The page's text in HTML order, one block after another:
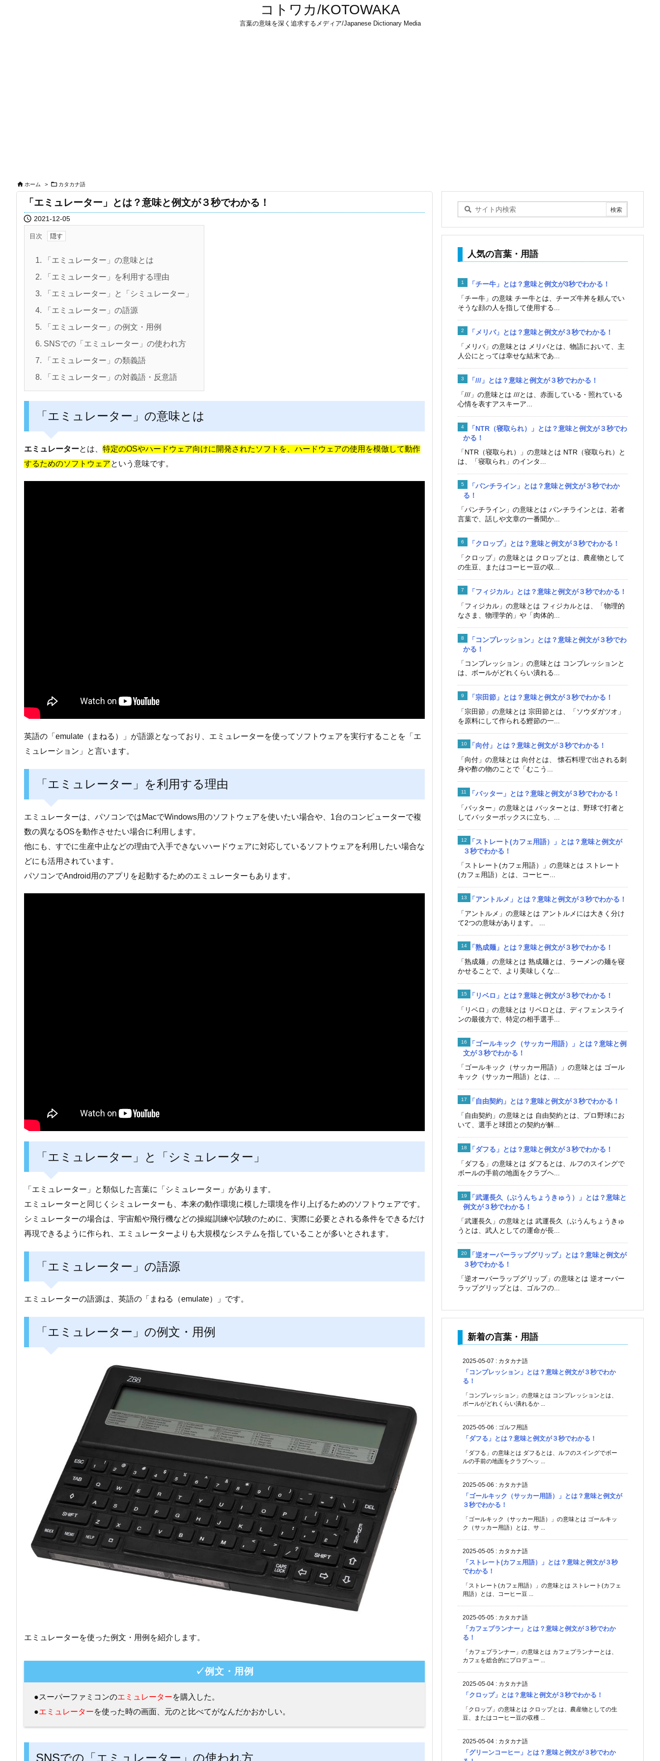
コトワカ/KOTOWAKA
言葉の意味を深く追求するメディア/Japanese Dictionary Media
 ホーム >  カタカナ語
「エミュレーター」とは？意味と例文が３秒でわかる！
 2021-12-05
目次
1. 「エミュレーター」の意味とは
2. 「エミュレーター」を利用する理由
3. 「エミュレーター」と「シミュレーター」
4. 「エミュレーター」の語源
5. 「エミュレーター」の例文・用例
6. SNSでの「エミュレーター」の使われ方
7. 「エミュレーター」の類義語
8. 「エミュレーター」の対義語・反意語
「エミュレーター」の意味とは
エミュレーターとは、 特定のOSやハードウェア向けに開発されたソフトを、ハードウェアの使用を模倣して動作
するためのソフトウェアという意味です。
英語の「emulate（まねる）」が語源となっており、エミュレーターを使ってソフトウェアを実行することを「エ
ミュレーション」と言います。
「エミュレーター」を利用する理由
エミュレーターは、パソコンではMacでWindows用のソフトウェアを使いたい場合や、1台のコンピューターで複
数の異なるOSを動作させたい場合に利用します。
他にも、すでに生産中止などの理由で入手できないハードウェアに対応しているソフトウェアを利用したい場合な
どにも活用されています。
パソコンでAndroid用のアプリを起動するためのエミュレーターもあります。
「エミュレーター」と「シミュレーター」
「エミュレーター」と類似した言葉に「シミュレーター」があります。
エミュレーターと同じくシミュレーターも、本来の動作環境に模した環境を作り上げるためのソフトウェアです。
シミュレーターの場合は、宇宙船や飛行機などの操縦訓練や試験のために、実際に必要とされる条件をできるだけ
再現できるように作られ、エミュレーターよりも大規模なシステムを指していることが多いとされます。
「エミュレーター」の語源
エミュレーターの語源は、英語の「まねる（emulate）」です。
「エミュレーター」の例文・用例
エミュレーターを使った例文・用例を紹介します。
✓例文・用例
●スーパーファミコンのエミュレーターを購入した。
●エミュレーターを使った時の画面、元のと比べてがなんだかおかしい。
SNSでの「エミュレーター」の使われ方
人気の言葉・用語
「チー牛」とは？意味と例文が3秒でわかる！
「チー牛」の意味 チー牛とは、チーズ牛丼を頼んでい
そうな顔の人を指して使用する...
「メリバ」とは？意味と例文が３秒でわかる！
「メリバ」の意味とは メリバとは、物語において、主
人公にとっては幸せな結末であ...
「///」とは？意味と例文が３秒でわかる！
「///」の意味とは ///とは、赤面している・照れている
心情を表すアスキーア...
「NTR（寝取られ）」とは？意味と例文が３秒でわ
かる！
「NTR（寝取られ）」の意味とは NTR（寝取られ）と
は、「寝取られ」のインタ...
「パンチライン」とは？意味と例文が３秒でわか
る！
「パンチライン」の意味とは パンチラインとは、若者
言葉で、話しや文章の一番聞か...
「クロップ」とは？意味と例文が３秒でわかる！
「クロップ」の意味とは クロップとは、農産物として
の生豆、またはコーヒー豆の収...
「フィジカル」とは？意味と例文が３秒でわかる！
「フィジカル」の意味とは フィジカルとは、「物理的
なさま、物理学的」や「肉体的...
「コンプレッション」とは？意味と例文が３秒でわ
かる！
「コンプレッション」の意味とは コンプレッションと
は、ボールがどれくらい潰れる...
「宗田節」とは？意味と例文が３秒でわかる！
「宗田節」の意味とは 宗田節とは、「ソウダガツオ」
を原料にして作られる鰹節の一...
「向付」とは？意味と例文が３秒でわかる！
「向付」の意味とは 向付とは、 懐石料理で出される刺
身や酢の物のことで「むこう...
「バッター」とは？意味と例文が３秒でわかる！
「バッター」の意味とは バッターとは、野球で打者と
してバッターボックスに立ち、...
「ストレート(カフェ用語）」とは？意味と例文が
３秒でわかる！
「ストレート(カフェ用語）」の意味とは ストレート
(カフェ用語）とは、コーヒー...
「アントルメ」とは？意味と例文が３秒でわかる！
「アントルメ」の意味とは アントルメには大きく分け
て2つの意味があります。 ...
「熟成麺」とは？意味と例文が３秒でわかる！
「熟成麺」の意味とは 熟成麺とは、ラーメンの麺を寝
かせることで、より美味しくな...
「リベロ」とは？意味と例文が３秒でわかる！
「リベロ」の意味とは リベロとは、ディフェンスライ
ンの最後方で、特定の相手選手...
「ゴールキック（サッカー用語）」とは？意味と例
文が３秒でわかる！
「ゴールキック（サッカー用語）」の意味とは ゴール
キック（サッカー用語）とは、...
「自由契約」とは？意味と例文が３秒でわかる！
「自由契約」の意味とは 自由契約とは、プロ野球にお
いて、選手と球団との契約が解...
「ダフる」とは？意味と例文が３秒でわかる！
「ダフる」の意味とは ダフるとは、ルフのスイングで
ボールの手前の地面をクラブヘ...
「武運長久（ぶうんちょうきゅう）」とは？意味と
例文が３秒でわかる！
「武運長久」の意味とは 武運長久（ぶうんちょうきゅ
うとは、武人としての運命が長...
「逆オーバーラップグリップ」とは？意味と例文が
３秒でわかる！
「逆オーバーラップグリップ」の意味とは 逆オーバー
ラップグリップとは、ゴルフの...
新着の言葉・用語
2025-05-07 : カタカナ語
「コンプレッション」とは？意味と例文が３秒でわか
る！
「コンプレッション」の意味とは コンプレッションとは、
ボールがどれくらい潰れるか ...
2025-05-06 : ゴルフ用語
「ダフる」とは？意味と例文が３秒でわかる！
「ダフる」の意味とは ダフるとは、ルフのスイングでボー
ルの手前の地面をクラブヘッ ...
2025-05-06 : カタカナ語
「ゴールキック（サッカー用語）」とは？意味と例文が
３秒でわかる！
「ゴールキック（サッカー用語）」の意味とは ゴールキッ
ク（サッカー用語）とは、サ ...
2025-05-05 : カタカナ語
「ストレート(カフェ用語）」とは？意味と例文が３秒
でわかる！
「ストレート(カフェ用語）」の意味とは ストレート(カフェ
用語）とは、コーヒー豆 ...
2025-05-05 : カタカナ語
「カフェプランナー」とは？意味と例文が３秒でわか
る！
「カフェプランナー」の意味とは カフェプランナーとは、
カフェを総合的にプロデュー ...
2025-05-04 : カタカナ語
「クロップ」とは？意味と例文が３秒でわかる！
「クロップ」の意味とは クロップとは、農産物としての生
豆、またはコーヒー豆の収穫 ...
2025-05-04 : カタカナ語
「グリーンコーヒー」とは？意味と例文が３秒でわか